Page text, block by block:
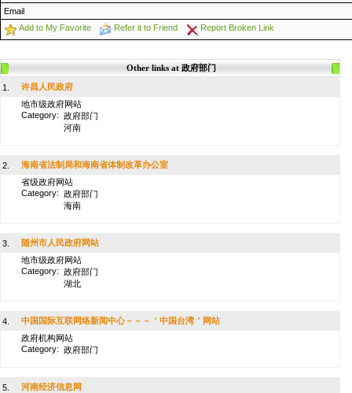
Email
Add to My Favorite
Refer it to Friend Report Broken Link
Other links at 政府部门
1.
许昌人民政府
地市级政府网站
Category: 政府部门
河南
2.
海南省法制局和海南省体制改革办公室
省级政府网站
Category: 政府部门
海南
3.
随州市人民政府网站
地市级政府网站
Category: 政府部门
湖北
4.
中国国际互联网络新闻中心－－－＇中国台湾＇网站
政府机构网站
Category: 政府部门
5.
河南经济信息网